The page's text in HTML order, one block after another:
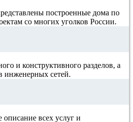
построенные дома по
со многих уголков России.
и конструктивного разделов, а
инженерных сетей.
всех услуг и